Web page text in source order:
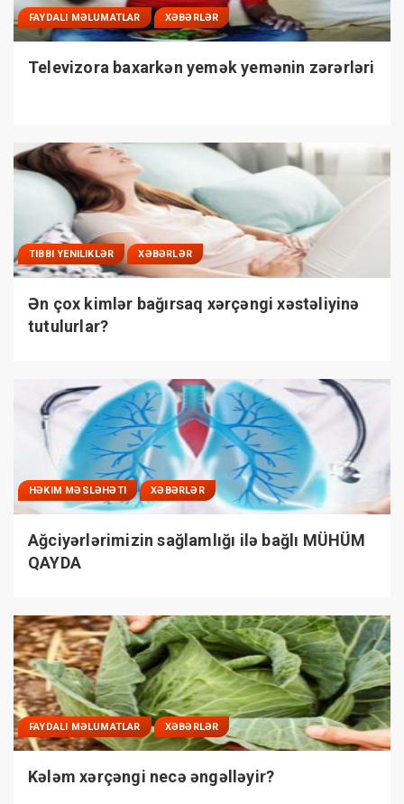
FAYDALI MƏLUMATLAR XƏBƏRLƏR
Televizora baxarkən yemək yemənin zərərləri
TIBBI YENILIKLƏR XƏBƏRLƏR
Ən çox kimlər bağırsaq xərçəngi xəstəliyinə
tutulurlar?
HƏKIM MƏSLƏHƏTI XƏBƏRLƏR
Ağciyərlərimizin sağlamlığı ilə bağlı MÜHÜM
QAYDA
FAYDALI MƏLUMATLAR XƏBƏRLƏR
Kələm xərçəngi necə əngəlləyir?